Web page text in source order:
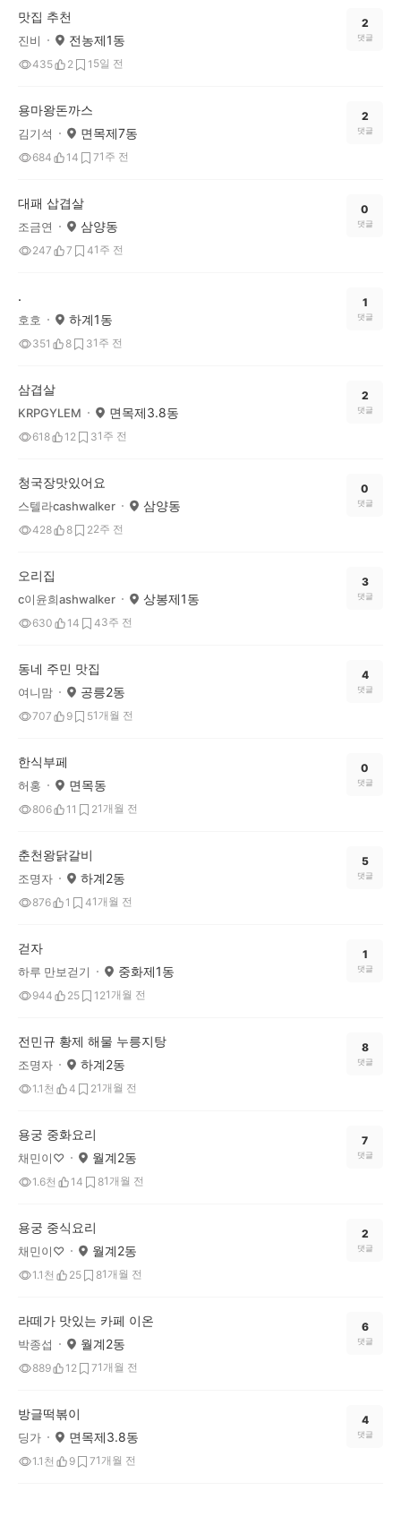
맛집 추천
진비 전농제1동
435 2 1 5일 전
2
댓글
용마왕돈까스
김기석 면목제7동
684 14 71주 전
2
댓글
대패 삽겹살
조금연 삼양동
247 7 41주 전
0
댓글
.
호호 하계1동
351 8 31주 전
1
댓글
삼겹살
KRPGYLEM 면목제3.8동
618 12 31주 전
2
댓글
청국장맛있어요
스텔라cashwalker 삼양동
428 8 22주 전
0
댓글
오리집
c이윤희ashwalker 상봉제1동
630 14 43주 전
3
댓글
동네 주민 맛집
여니맘 공릉2동
707 9 51개월 전
4
댓글
한식부페
허홍 면목동
806 11 21개월 전
0
댓글
춘천왕닭갈비
조명자 하계2동
876 1 41개월 전
5
댓글
걷자
하루 만보걷기 중화제1동
944 25 121개월 전
1
댓글
전민규 황제 해물 누릉지탕
조명자 하계2동
1.1천 4 21개월 전
8
댓글
용궁 중화요리
채민이♡ 월계2동
1.6천 14 81개월 전
7
댓글
용궁 중식요리
채민이♡ 월계2동
1.1천 25 81개월 전
2
댓글
라떼가 맛있는 카페 이온
박종섭 월계2동
889 12 71개월 전
6
댓글
방글떡볶이
딩가 면목제3.8동
1.1천 9 71개월 전
4
댓글